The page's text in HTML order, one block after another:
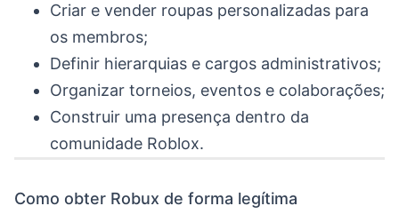
Criar e vender roupas personalizadas para
os membros;
Definir hierarquias e cargos administrativos;
Organizar torneios, eventos e colaborações;
Construir uma presença dentro da
comunidade Roblox.
Como obter Robux de forma legítima